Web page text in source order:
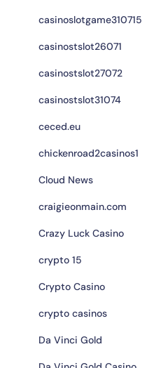
casinoslotgame310715
casinostslot26071
casinostslot27072
casinostslot31074
ceced.eu
chickenroad2casinos1
Cloud News
craigieonmain.com
Crazy Luck Casino
crypto 15
Crypto Casino
crypto casinos
Da Vinci Gold